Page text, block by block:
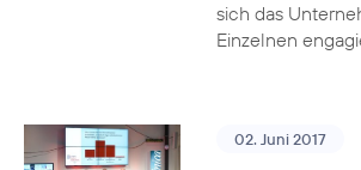
sich das
Einzelnen
02. Juni 2017